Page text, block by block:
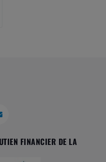
FINANCIER DE LA